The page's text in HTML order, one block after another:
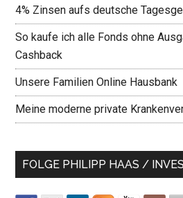
4% Zinsen aufs deutsche
So kaufe ich alle Fonds ohne
Cashback
Unsere Familien Online Hausbank
Meine moderne private
FOLGE PHILIPP HAAS /